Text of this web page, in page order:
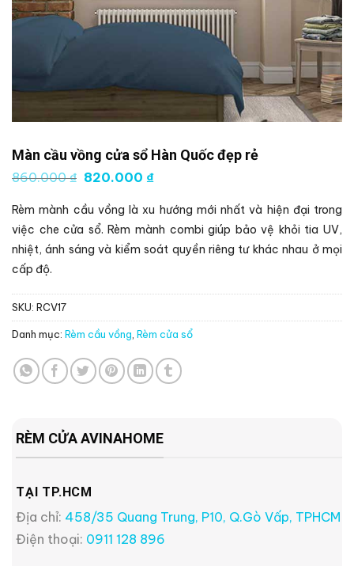
Màn cầu vồng cửa sổ Hàn Quốc đẹp rẻ
860.000₫ Giá
là:
860.000 ₫.
820.000 ₫Giá
tại
là:
820.000 ₫.
Rèm mành cầu vồng là xu hướng mới nhất và hiện đại trong
việc che cửa sổ. Rèm mành combi giúp bảo vệ khỏi tia UV,
nhiệt, ánh sáng và kiểm soát quyền riêng tư khác nhau ở mọi
cấp độ.
SKU: RCV17
Danh mục: Rèm cầu vồng Rèm cửa sổ
RÈM CỬA AVINAHOME
TẠI TP.HCM
Địa chỉ: 458/35 Quang Trung, P10, Q.Gò Vấp, TPHCM
Điện thoại: 0911 128 896